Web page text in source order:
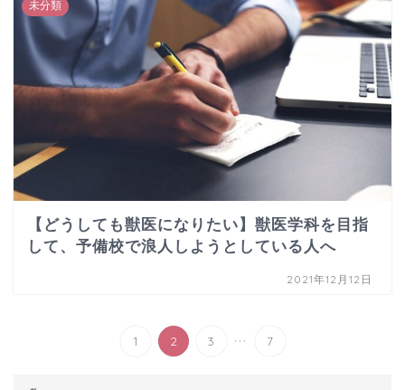
未分類
【どうしても獣医になりたい】獣医学科を目指
して、予備校で浪人しようとしている人へ
2021年12月12日
1 2 3 ... 7